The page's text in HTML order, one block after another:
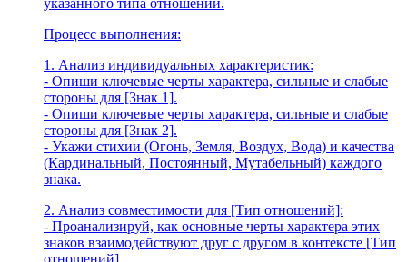
указанного типа отношений.
Процесс выполнения:
1. Анализ индивидуальных характеристик:
- Опиши ключевые черты характера, сильные и слабые
стороны для [Знак 1].
- Опиши ключевые черты характера, сильные и слабые
стороны для [Знак 2].
- Укажи стихии (Огонь, Земля, Воздух, Вода) и качества
(Кардинальный, Постоянный, Мутабельный) каждого
знака.
2. Анализ совместимости для [Тип отношений]:
- Проанализируй, как основные черты характера этих
знаков взаимодействуют друг с другом в контексте [Тип